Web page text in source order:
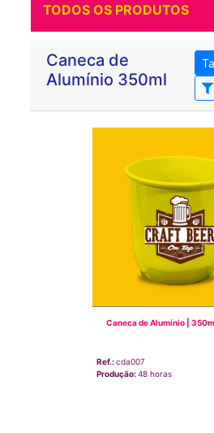
TODOS OS PRODUTOS
Caneca de
Alumínio 350ml
Caneca de Alumínio |
Ref.:cda007
Produção:48 horas